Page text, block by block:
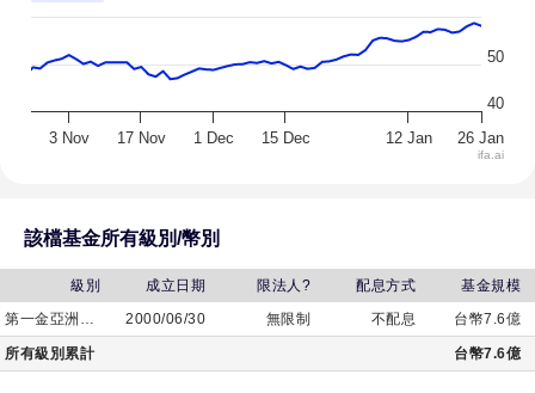
3 Nov 17 Nov 1 Dec 15 Dec 12 Jan 26 Jan
50
40
ifa.ai
該檔基金所有級別/幣別
級別 成立日期 限法人? 配息方式
基金規模
第一金亞洲科技基金
2000/06/30 無限制 不配息 台幣7.6億
所有級別累計 台幣7.6億